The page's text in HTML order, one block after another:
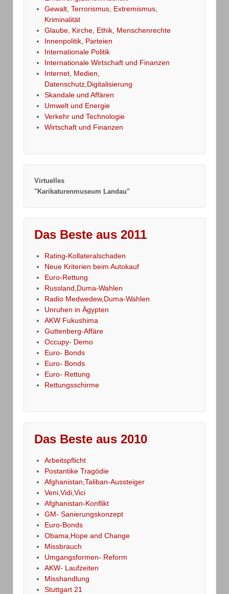
Gewalt, Terrorismus, Extremismus,
Kriminalität
Glaube, Kirche, Ethik, Menschenrechte
Innenpolitik, Parteien
Internationale Politik
Internationale Wirtschaft und Finanzen
Internet, Medien,
Datenschutz,Digitalisierung
Skandale und Affären
Umwelt und Energie
Verkehr und Technologie
Wirtschaft und Finanzen
Virtuelles
"Karikaturenmuseum Landau"
Das Beste aus 2011
Rating-Kollateralschaden
Neue Kriterien beim Autokauf
Euro-Rettung
Russland,Duma-Wahlen
Radio Medwedew,Duma-Wahlen
Unruhen in Ägypten
AKW Fukushima
Guttenberg-Affäre
Occupy- Demo
Euro- Bonds
Euro- Bonds
Euro- Rettung
Rettungsschirme
Das Beste aus 2010
Arbeitspflicht
Postantike Tragödie
Afghanistan,Taliban-Aussteiger
Veni,Vidi,Vici
Afghanistan-Konflikt
GM- Sanierungskonzept
Euro-Bonds
Obama,Hope and Change
Missbrauch
Umgangsformen- Reform
AKW- Laufzeiten
Misshandlung
Stuttgart 21